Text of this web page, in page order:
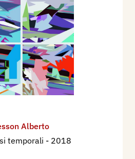
Alberto
temporali - 2018